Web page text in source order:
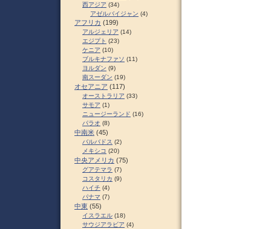
西アジア (34)
アゼルバイジャン (4)
アフリカ (199)
アルジェリア (14)
エジプト (23)
ケニア (10)
ブルキナファソ (11)
ヨルダン (9)
南スーダン (19)
オセアニア (117)
オーストラリア (33)
サモア (1)
ニュージーランド (16)
パラオ (8)
中南米 (45)
バルバドス (2)
メキシコ (20)
中央アメリカ (75)
グアテマラ (7)
コスタリカ (9)
ハイチ (4)
パナマ (7)
中東 (55)
イスラエル (18)
サウジアラビア (4)